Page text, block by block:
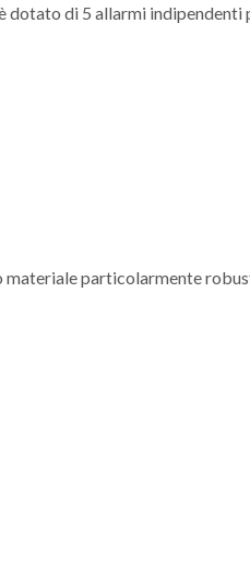
dotato di 5 allarmi indipendenti
materiale particolarmente